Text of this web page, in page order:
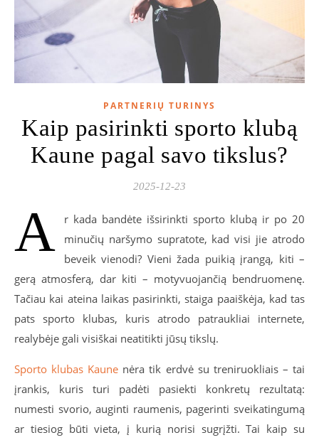
PARTNERIŲ TURINYS
Kaip pasirinkti sporto klubą
Kaune pagal savo tikslus?
2025-12-23
A
r kada bandėte išsirinkti sporto klubą ir po 20
minučių naršymo supratote, kad visi jie atrodo
beveik vienodi? Vieni žada puikią įrangą, kiti –
gerą atmosferą, dar kiti – motyvuojančią bendruomenę.
Tačiau kai ateina laikas pasirinkti, staiga paaiškėja, kad tas
pats sporto klubas, kuris atrodo patraukliai internete,
realybėje gali visiškai neatitikti jūsų tikslų.
Sporto klubas Kaune nėra tik erdvė su treniruokliais – tai
įrankis, kuris turi padėti pasiekti konkretų rezultatą:
numesti svorio, auginti raumenis, pagerinti sveikatingumą
ar tiesiog būti vieta, į kurią norisi sugrįžti. Tai kaip su